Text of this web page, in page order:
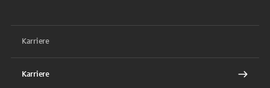
Karriere
Karriere